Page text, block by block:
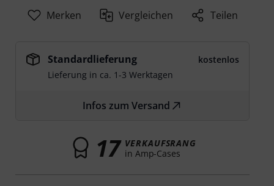
Merken Vergleichen Teilen
Standardlieferung
kostenlos
Lieferung in ca. 1-3 Werktagen
Infos zum Versand
17 VERKAUFSRANG
in Amp-Cases